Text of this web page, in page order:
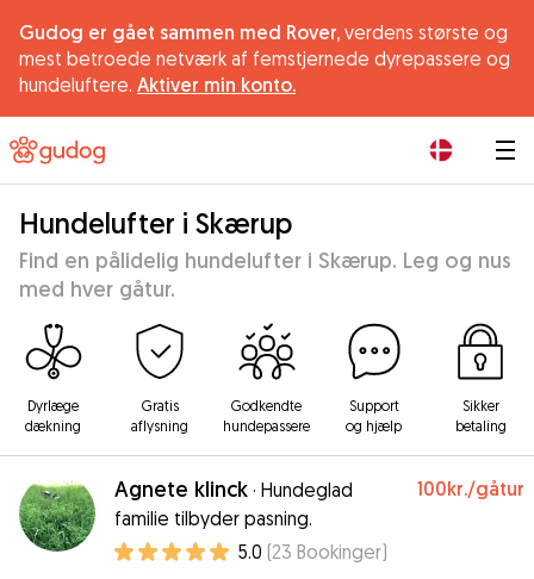
Gudog er gået sammen med Rover, verdens største og
mest betroede netværk af femstjernede dyrepassere og
hundeluftere. Aktiver min konto.
Hundelufter i Skærup
Find en pålidelig hundelufter i Skærup. Leg og nus
med hver gåtur.
Dyrlæge
dækning
Gratis
aflysning
Godkendte
hundepassere
Support
og hjælp
Sikker
betaling
Agnete klinck · Hundeglad
familie tilbyder pasning.
100kr./gåtur
5.0 (23 Bookinger)